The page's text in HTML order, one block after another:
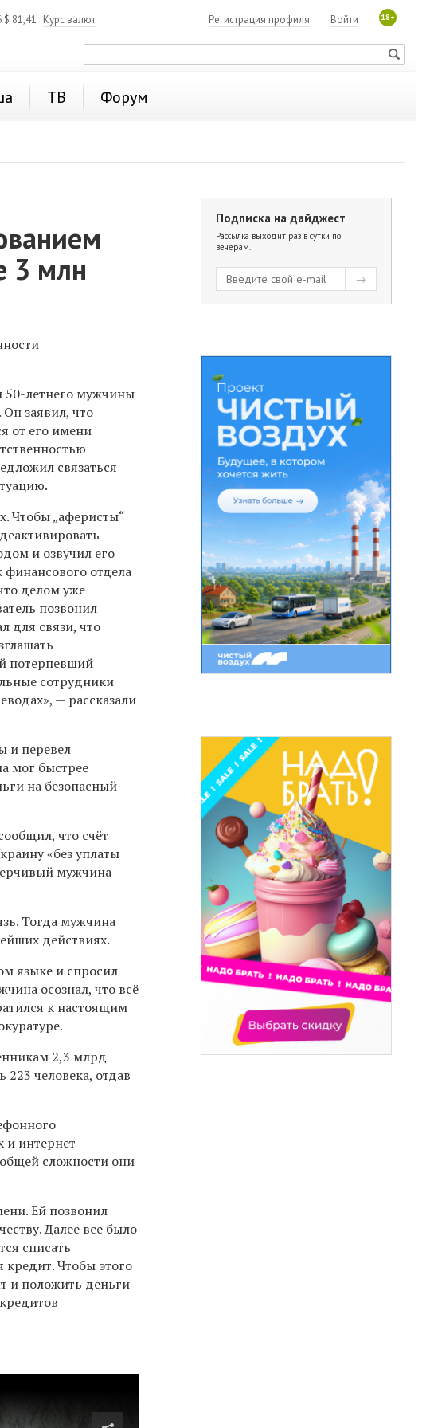
$ 81,41 Курс валют 18+
Войти
Регистрация профиля
ТВ Форум
3 млн
50-летнего мужчины
заявил, что
от его имени
связаться
Чтобы „аферисты“
и озвучил его
финансового отдела
делом уже
позвонил
для связи, что
потерпевший
сотрудники
— рассказали
и перевел
мог быстрее
на безопасный
что счёт
«без уплаты
мужчина
Тогда мужчина
действиях.
языке и спросил
осознал, что всё
к настоящим
2,3 млрд
человека, отдав
и интернет-
сложности они
Ей позвонил
Далее все было
списать
кредит. Чтобы этого
и положить деньги
Подписка на дайджест
Рассылка выходит раз в сутки по
вечерам.